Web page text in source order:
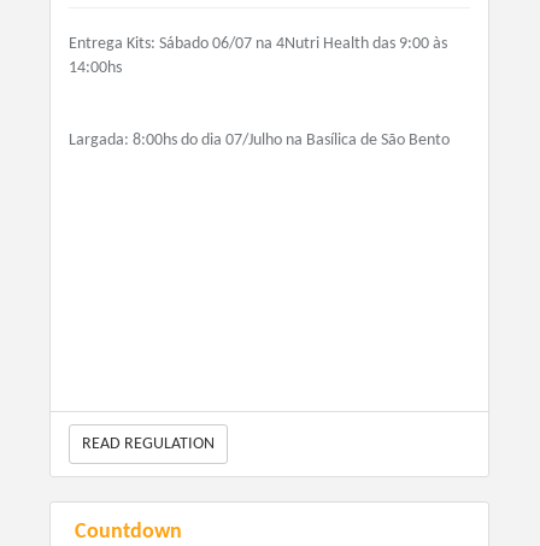
Entrega Kits: Sábado 06/07 na 4Nutri Health das 9:00 às
14:00hs
Largada: 8:00hs do dia 07/Julho na Basílica de São Bento
READ REGULATION
Countdown